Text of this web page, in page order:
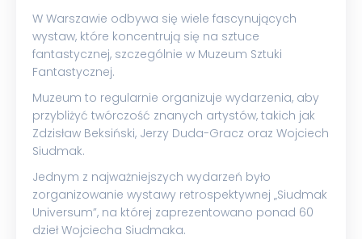
W Warszawie odbywa się wiele fascynujących
wystaw, które koncentrują się na sztuce
fantastycznej, szczególnie w Muzeum Sztuki
Fantastycznej.
Muzeum to regularnie organizuje wydarzenia, aby
przybliżyć twórczość znanych artystów, takich jak
Zdzisław Beksiński, Jerzy Duda-Gracz oraz Wojciech
Siudmak.
Jednym z najważniejszych wydarzeń było
zorganizowanie wystawy retrospektywnej „Siudmak
Universum”, na której zaprezentowano ponad 60
dzieł Wojciecha Siudmaka.